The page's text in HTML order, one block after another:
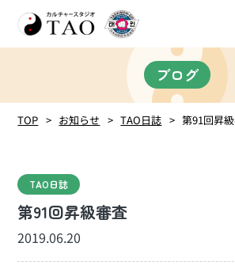
ブログ
TOP お知らせ TAO日誌 第91回昇
TAO日誌
第91回昇級審査
2019.06.20